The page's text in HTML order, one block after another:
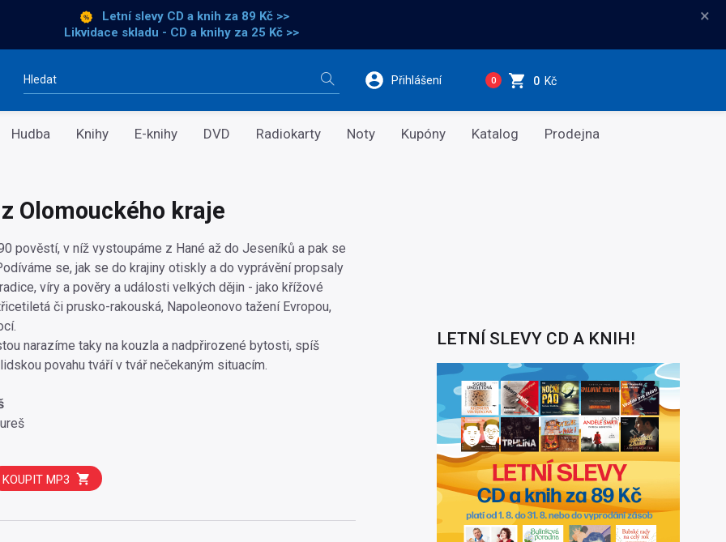
Letní slevy CD a knih za 89 Kč >>
Likvidace skladu - CD a knihy za 25 Kč >>
×
Vyhledávání Přihlášení 0 0 Kč
Hudba Knihy E-knihy DVD Radiokarty Noty Kupóny Katalog Prodejna
Olomouckého kraje
pověstí, v níž vystoupáme z Hané až do Jeseníků a pak se
se, jak se do krajiny otiskly a do vyprávění propsaly
víry a pověry a události velkých dějin - jako křížové
či prusko-rakouská, Napoleonovo tažení Evropou,
narazíme taky na kouzla a nadpřirozené bytosti, spíš
povahu tváří v tvář nečekaným situacím.
KOUPIT MP3
LETNÍ SLEVY CD A KNIH!